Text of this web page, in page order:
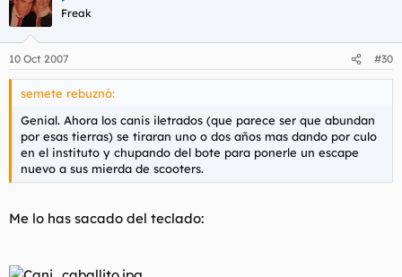
Freak
10 Oct 2007 #30
semete rebuznó:
Genial. Ahora los canis iletrados (que parece ser que abundan
por esas tierras) se tiraran uno o dos años mas dando por culo
en el instituto y chupando del bote para ponerle un escape
nuevo a sus mierda de scooters.
Me lo has sacado del teclado: